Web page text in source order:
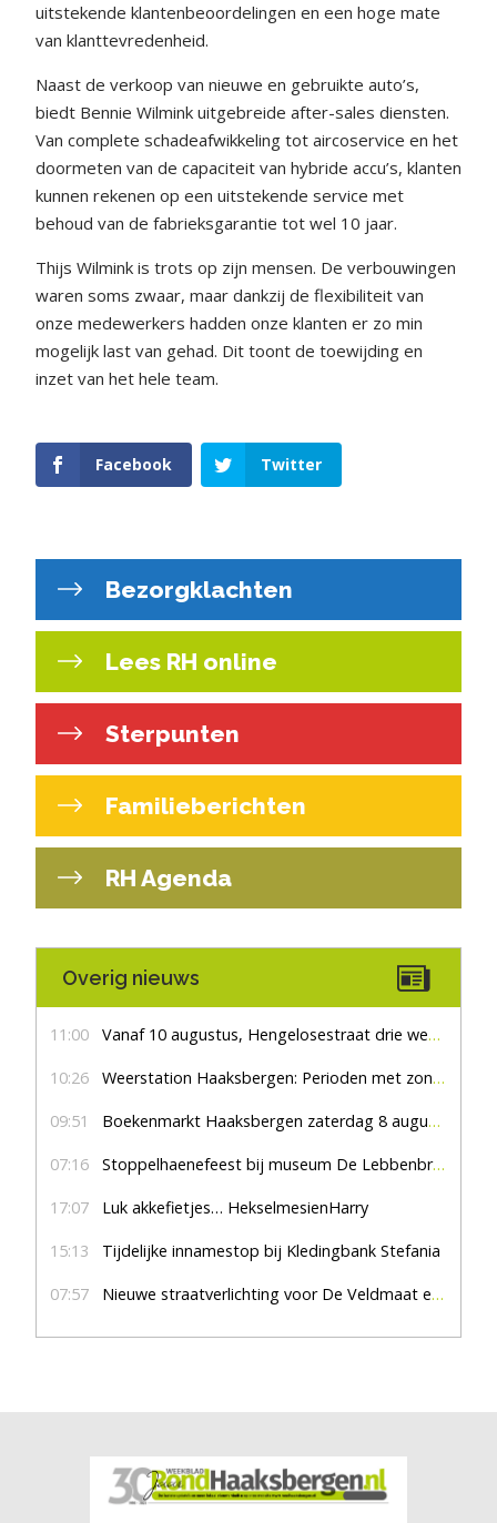
uitstekende klantenbeoordelingen en een hoge mate
van klanttevredenheid.
Naast de verkoop van nieuwe en gebruikte auto’s,
biedt Bennie Wilmink uitgebreide after-sales diensten.
Van complete schadeafwikkeling tot aircoservice en het
doormeten van de capaciteit van hybride accu’s, klanten
kunnen rekenen op een uitstekende service met
behoud van de fabrieksgarantie tot wel 10 jaar.
Thijs Wilmink is trots op zijn mensen. De verbouwingen
waren soms zwaar, maar dankzij de flexibiliteit van
onze medewerkers hadden onze klanten er zo min
mogelijk last van gehad. Dit toont de toewijding en
inzet van het hele team.
Facebook Twitter
Bezorgklachten
Lees RH online
Sterpunten
Familieberichten
RH Agenda
Overig nieuws
11:00 Vanaf 10 augustus, Hengelosestraat drie weken dicht voor doorgaand verkeer
10:26 Weerstation Haaksbergen: Perioden met zon en droog
09:51 Boekenmarkt Haaksbergen zaterdag 8 augustus, marktplein Haaksbergen
07:16 Stoppelhaenefeest bij museum De Lebbenbrugge
17:07 Luk akkefietjes… HekselmesienHarry
15:13 Tijdelijke innamestop bij Kledingbank Stefania
07:57 Nieuwe straatverlichting voor De Veldmaat en De Pas